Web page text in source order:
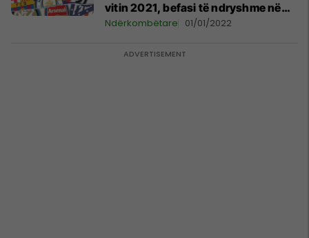
vitin 2021, befasi të ndryshme në
secilin kampionat
Ndërkombëtare 01/01/2022